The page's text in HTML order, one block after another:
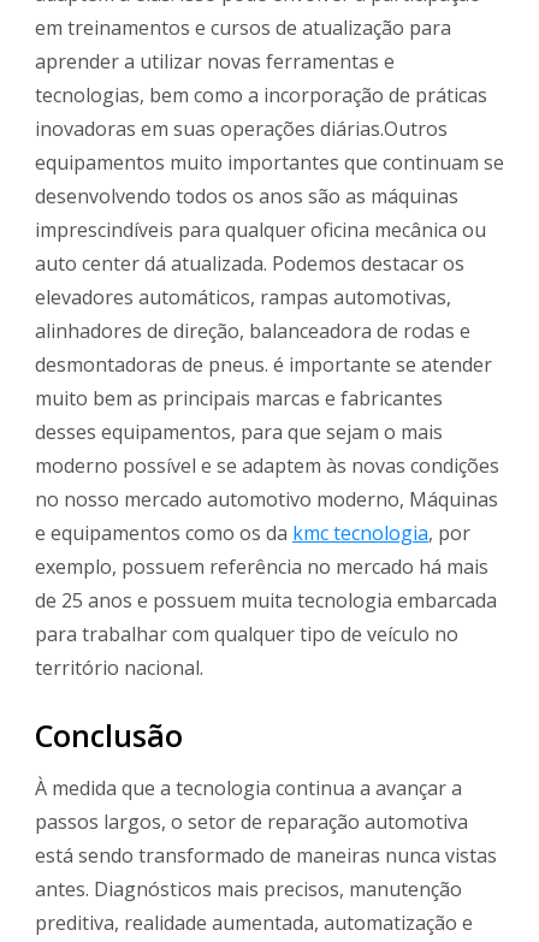
em treinamentos e cursos de atualização para
aprender a utilizar novas ferramentas e
tecnologias, bem como a incorporação de práticas
inovadoras em suas operações diárias.Outros
equipamentos muito importantes que continuam se
desenvolvendo todos os anos são as máquinas
imprescindíveis para qualquer oficina mecânica ou
auto center dá atualizada. Podemos destacar os
elevadores automáticos, rampas automotivas,
alinhadores de direção, balanceadora de rodas e
desmontadoras de pneus. é importante se atender
muito bem as principais marcas e fabricantes
desses equipamentos, para que sejam o mais
moderno possível e se adaptem às novas condições
no nosso mercado automotivo moderno, Máquinas
e equipamentos como os da kmc tecnologia, por
exemplo, possuem referência no mercado há mais
de 25 anos e possuem muita tecnologia embarcada
para trabalhar com qualquer tipo de veículo no
território nacional.
Conclusão
À medida que a tecnologia continua a avançar a
passos largos, o setor de reparação automotiva
está sendo transformado de maneiras nunca vistas
antes. Diagnósticos mais precisos, manutenção
preditiva, realidade aumentada, automatização e